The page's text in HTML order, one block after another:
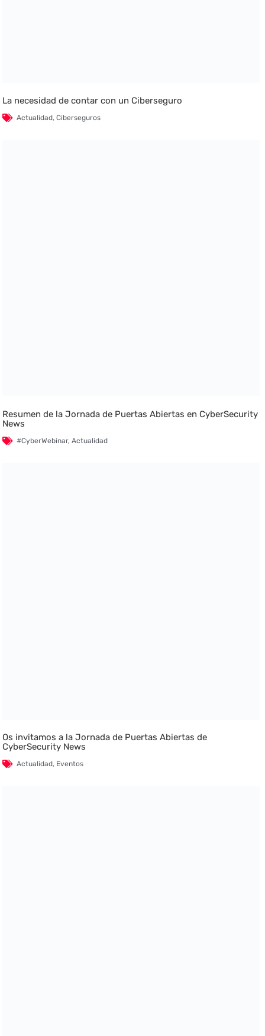
La necesidad de contar con un Ciberseguro
Actualidad,Ciberseguros
Resumen de la Jornada de Puertas Abiertas en CyberSecurity
News
#CyberWebinar,Actualidad
Os invitamos a la Jornada de Puertas Abiertas de
CyberSecurity News
Actualidad, Eventos